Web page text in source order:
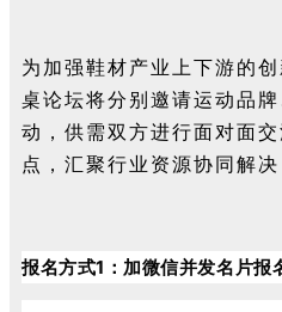
为加强鞋材产业上下游的
桌论坛将分别邀请运动品
动，供需双方进行面对面
点，汇聚行业资源协同解决
报名方式1： 加微信并发名片报